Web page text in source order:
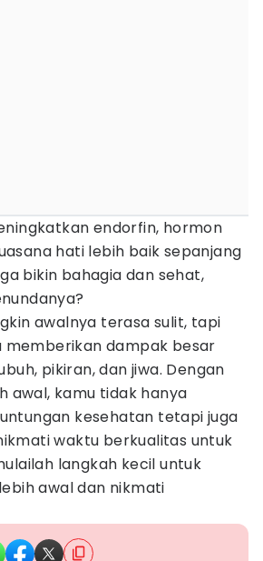
endorfin, hormon
hati lebih baik sepanjang
bikin bahagia dan sehat,
awalnya terasa sulit, tapi
memberikan dampak besar
pikiran, dan jiwa. Dengan
awal, kamu tidak hanya
kesehatan tetapi juga
waktu berkualitas untuk
langkah kecil untuk
awal dan nikmati